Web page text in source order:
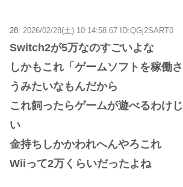
28: 2026/02/28(土) 10:14:58.67 ID:QGj2SART0
Switch2が5万なのすごいよな
しかもこれ「ゲームソフトを稼働
うみたいなもんだから
これ飼ったらゲームが遊べるわけ
い
金持ちしかかわれへんやろこれ
Wiiって2万くらいだったよね